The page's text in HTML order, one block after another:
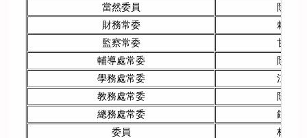
當然委員
阮安納
財務常委
賴瑋葶
監察常委
甘惠雯
輔導處常委
阮安納
學務處常委
江政峰
教務處常委
阮安納
總務處常委
鍾嘉玲
委員
林建良